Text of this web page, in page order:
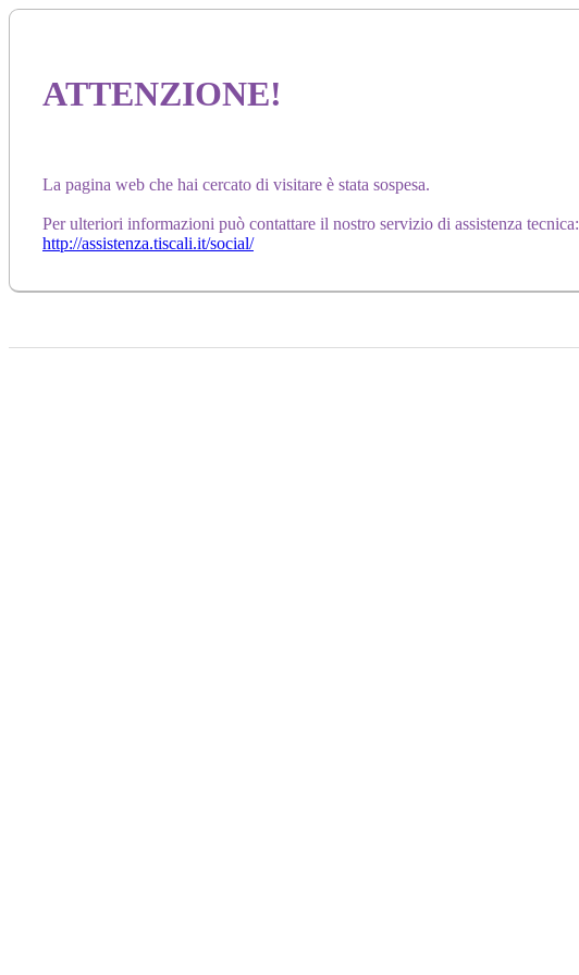
ATTENZIONE!
La pagina web che hai cercato di visitare è stata sospesa.
Per ulteriori informazioni può contattare il nostro servizio di assistenza tecnica:
http://assistenza.tiscali.it/social/